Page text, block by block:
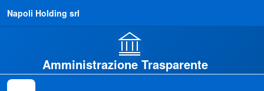
Napoli Holding srl
Amministrazione Trasparente